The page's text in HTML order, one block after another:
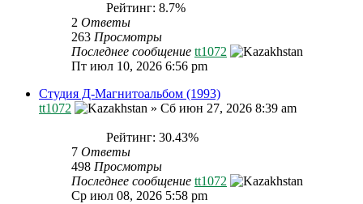
Рейтинг: 8.7%
2 Ответы
263 Просмотры
Последнее сообщение tt1072
Пт июл 10, 2026 6:56 pm
Студия Д-Магнитоальбом (1993)
tt1072
» Сб июн 27, 2026 8:39 am
Рейтинг: 30.43%
7 Ответы
498 Просмотры
Последнее сообщение tt1072
Ср июл 08, 2026 5:58 pm